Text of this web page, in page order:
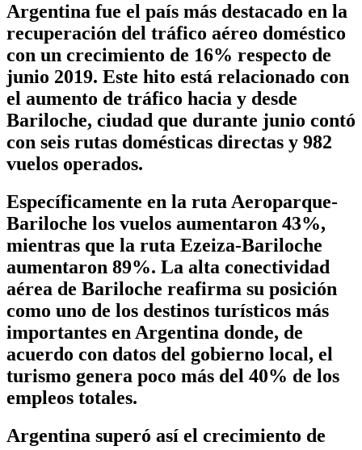
Argentina fue el país más destacado en la
recuperación del tráfico aéreo doméstico
con un crecimiento de 16% respecto de
junio 2019. Este hito está relacionado con
el aumento de tráfico hacia y desde
Bariloche, ciudad que durante junio contó
con seis rutas domésticas directas y 982
vuelos operados.
Específicamente en la ruta Aeroparque-
Bariloche los vuelos aumentaron 43%,
mientras que la ruta Ezeiza-Bariloche
aumentaron 89%. La alta conectividad
aérea de Bariloche reafirma su posición
como uno de los destinos turísticos más
importantes en Argentina donde, de
acuerdo con datos del gobierno local, el
turismo genera poco más del 40% de los
empleos totales.
Argentina superó así el crecimiento de